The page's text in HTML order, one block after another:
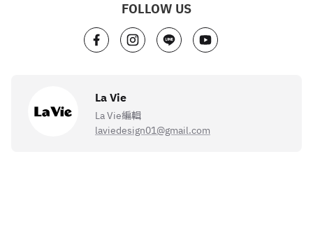
FOLLOW US
La Vie
La Vie編輯
laviedesign01@gmail.com